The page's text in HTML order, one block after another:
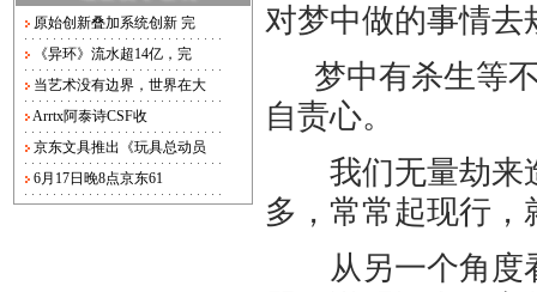
原始创新叠加系统创新 完
《异环》流水超14亿，完
当艺术没有边界，世界在大
Arrtx阿泰诗CSF收
京东文具推出《玩具总动员
6月17日晚8点京东61
对梦中做的事情去
梦中有杀生等不
自责心。
我们无量劫来造
多，常常起现行
从另一个角度看